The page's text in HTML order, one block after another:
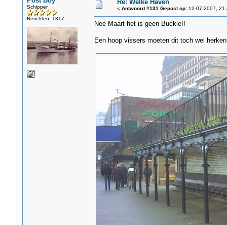
Schipper
Berichten: 1317
Re: Welke Haven
« Antwoord #131 Gepost op:12-07-2007,
Nee Maart het is geen Buckie!!
Een hoop vissers moeten dit toch wel